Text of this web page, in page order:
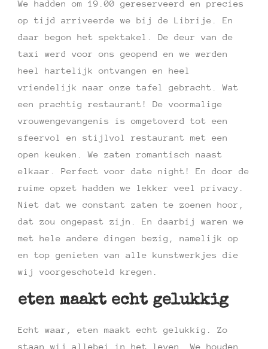
We hadden om 19.00 gereserveerd en precies
op tijd arriveerde we bij de Librije. En
daar begon het spektakel. De deur van de
taxi werd voor ons geopend en we werden
heel hartelijk ontvangen en heel
vriendelijk naar onze tafel gebracht. Wat
een prachtig restaurant! De voormalige
vrouwengevangenis is omgetoverd tot een
sfeervol en stijlvol restaurant met een
open keuken. We zaten romantisch naast
elkaar. Perfect voor date night! En door de
ruime opzet hadden we lekker veel privacy.
Niet dat we constant zaten te zoenen hoor,
dat zou ongepast zijn. En daarbij waren we
met hele andere dingen bezig, namelijk op
en top genieten van alle kunstwerkjes die
wij voorgeschoteld kregen.
eten maakt echt gelukkig
Echt waar, eten maakt echt gelukkig. Zo
staan wij allebei in het leven. We houden